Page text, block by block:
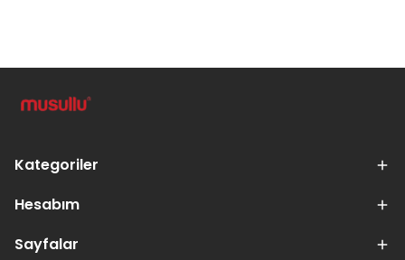
Kategoriler
Hesabım
Sayfalar